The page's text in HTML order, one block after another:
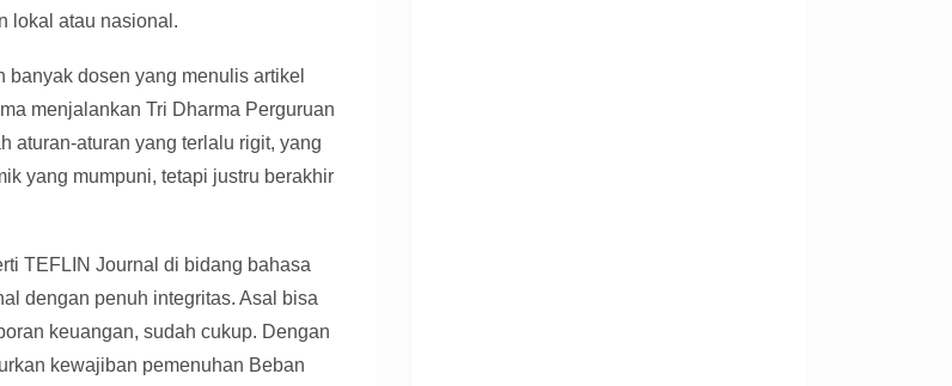
lokal atau nasional.
dosen yang menulis artikel
menjalankan Tri Dharma Perguruan
aturan-aturan yang terlalu rigit, yang
yang mumpuni, tetapi justru berakhir
TEFLIN Journal di bidang bahasa
dengan penuh integritas. Asal bisa
keuangan, sudah cukup. Dengan
kewajiban pemenuhan Beban